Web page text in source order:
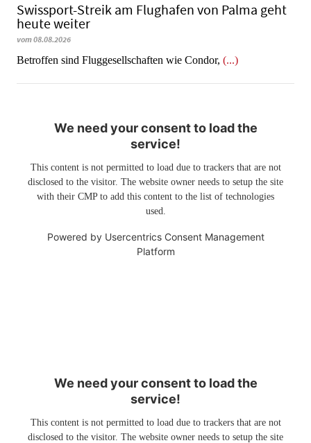
Swissport-Streik am Flughafen von Palma geht
heute weiter
vom 08.08.2026
Betroffen sind Fluggesellschaften wie Condor, (...)
We need your consent to load the
service!
This content is not permitted to load due to trackers that are not
disclosed to the visitor. The website owner needs to setup the site
with their CMP to add this content to the list of technologies
used.
Powered by Usercentrics Consent Management
Platform
We need your consent to load the
service!
This content is not permitted to load due to trackers that are not
disclosed to the visitor. The website owner needs to setup the site